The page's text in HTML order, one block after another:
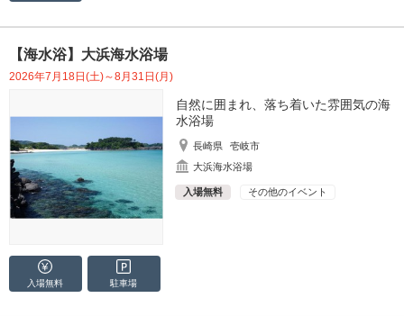
【海水浴】大浜海水浴場
2026年7月18日(土)～8月31日(月)
自然に囲まれ、落ち着いた雰囲気の海
水浴場
長崎県
壱岐市
大浜海水浴場
入場無料 その他のイベント
入場無料 駐車場